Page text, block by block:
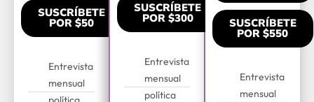
SUSCRÍBETE
POR $50
Entrevista
mensual
SUSCRÍBETE
POR $300
Entrevista
mensual
política
SUSCRÍBETE
POR $550
Entrevista
mensual